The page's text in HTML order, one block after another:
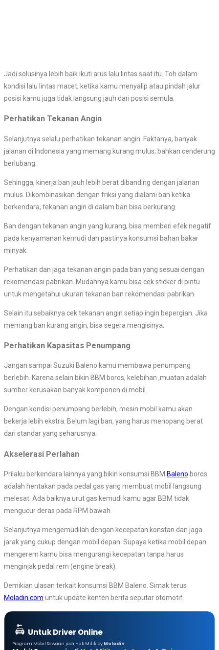
Jadi solusinya lebih baik ikuti arus lalu lintas saat itu. Toh dalam
kondisi lalu lintas macet, ketika kamu menyalip atau pindah jalur
posisi kamu juga tidak langsung jauh dari posisi semula.
Perhatikan Tekanan Angin
Selanjutnya selalu perhatikan tekanan angin. Faktanya, banyak
jalanan di Indonesia yang memang kurang mulus, bahkan cenderung
berlubang.
Sehingga, kinerja ban jauh lebih berat dibanding dengan jalanan
mulus. Dikombinasikan dengan friksi yang dialami ban ketika
berkendara, tekanan angin di dalam ban bisa berkurang.
Ban dengan tekanan angin yang kurang, bisa memberi efek negatif
pada kenyamanan kemudi dan pastinya konsumsi bahan bakar
minyak.
Perhatikan dan jaga tekanan angin pada ban yang sesuai dengan
rekomendasi pabrikan. Mudahnya kamu bisa cek sticker di pintu
untuk mengetahui ukuran tekanan ban rekomendasi pabrikan.
Selain itu sebaiknya cek tekanan angin setiap ingin bepergian. Jika
memang ban kurang angin, bisa segera mengisinya.
Perhatikan Kapasitas Penumpang
Jangan sampai Suzuki Baleno kamu membawa penumpang
berlebih. Karena selain bikin BBM boros, kelebihan ,muatan adalah
sumber kerusakan banyak komponen di mobil.
Dengan kondisi penumpang berlebih, mesin mobil kamu akan
bekerja lebih ekstra. Belum lagi ban, yang harus menopang berat
dari standar yang seharusnya.
Akselerasi Perlahan
Prilaku berkendara lainnya yang bikin konsumsi BBM Baleno boros
adalah hentakan pada pedal gas yang membuat mobil langsung
melesat. Ada baiknya urut gas kemudi kamu agar BBM tidak
mengucur deras pada RPM bawah.
Selanjutnya mengemudilah dengan kecepatan konstan dan jaga
jarak yang cukup dengan mobil depan. Supaya ketika mobil depan
mengerem kamu bisa mengurangi kecepatan tanpa harus
menginjak pedal rem (engine break).
Demikian ulasan terkait konsumsi BBM Baleno. Simak terus
Moladin.com untuk update konten berita seputar otomotif.
Untuk Driver Online
Program Mobil Sewaan jadi Hak Milik by Moladin